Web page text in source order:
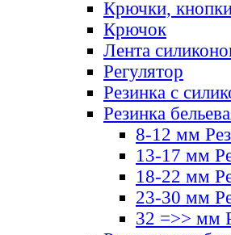
Крючки,
Крючок
Лента
Регулятор
Резинка с
Резинка
8-12 мм
13-17 мм
18-22 мм
23-30 мм
32 =>> мм